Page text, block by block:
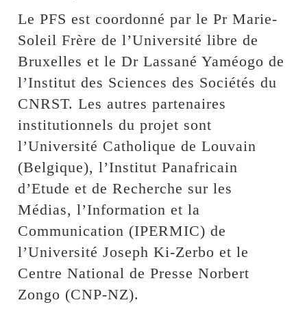
Le PFS est coordonné par le Pr Marie-
Soleil Frère de l’Université libre de
Bruxelles et le Dr Lassané Yaméogo de
l’Institut des Sciences des Sociétés du
CNRST. Les autres partenaires
institutionnels du projet sont
l’Université Catholique de Louvain
(Belgique), l’Institut Panafricain
d’Etude et de Recherche sur les
Médias, l’Information et la
Communication (IPERMIC) de
l’Université Joseph Ki-Zerbo et le
Centre National de Presse Norbert
Zongo (CNP-NZ).